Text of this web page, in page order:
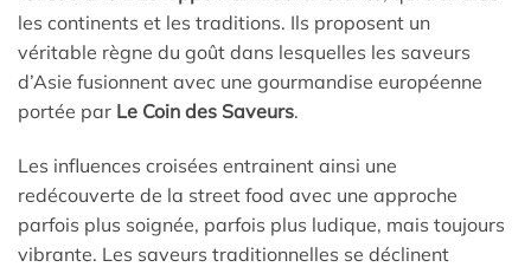
les continents et les traditions. Ils proposent un
véritable règne du goût dans lesquelles les saveurs
d’Asie fusionnent avec une gourmandise européenne
portée par Le Coin des Saveurs.
Les influences croisées entrainent ainsi une
redécouverte de la street food avec une approche
parfois plus soignée, parfois plus ludique, mais toujours
vibrante. Les saveurs traditionnelles se déclinent